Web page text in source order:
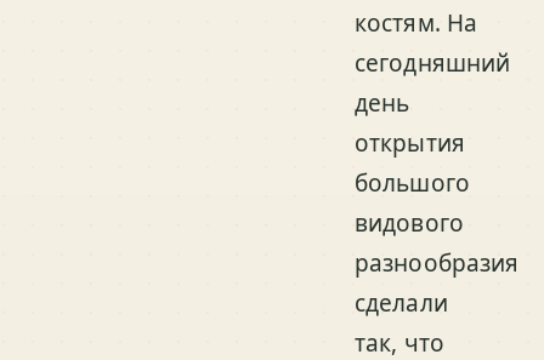
костям. На
сегодняшний
день
открытия
большого
видового
разнообразия
сделали
так, что